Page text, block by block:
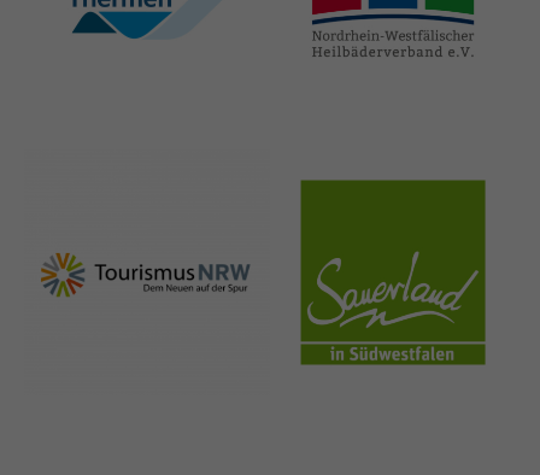
thermen.de
heilbaeder.de
nrw-
tourismus.de
sauerland.co
m